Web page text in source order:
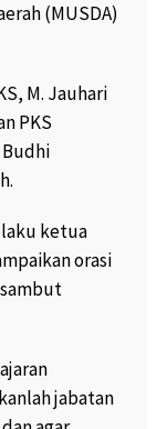
(MUSDA)
M. Jauhari
PKS
ketua
orasi
jabatan